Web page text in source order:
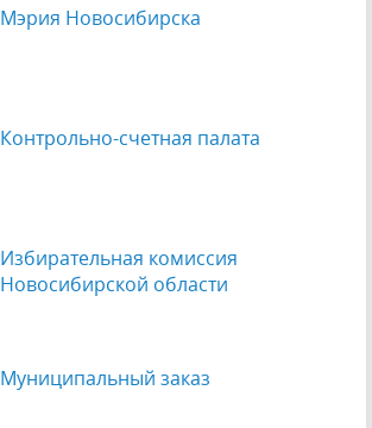
Мэрия Новосибирска
Контрольно-счетная палата
Избирательная комиссия
Новосибирской области
Муниципальный заказ